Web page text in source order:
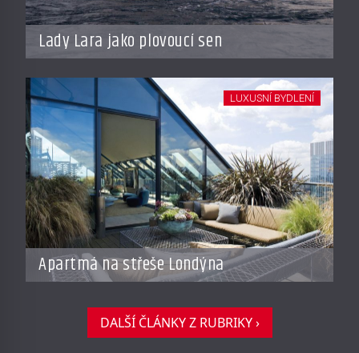
Lady Lara jako plovoucí sen
Apartmá na střeše Londýna
LUXUSNÍ BYDLENÍ
DALŠÍ ČLÁNKY Z RUBRIKY ›